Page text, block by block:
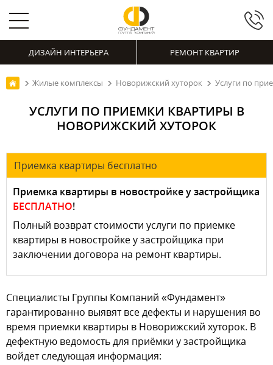
ДИЗАЙН ИНТЕРЬЕРА РЕМОНТ КВАРТИР
Жилые комплексы Новорижский хуторок Услуги по
УСЛУГИ ПО ПРИЕМКИ КВАРТИРЫ В
НОВОРИЖСКИЙ ХУТОРОК
Приемка квартиры бесплатно
Приемка квартиры в новостройке у застройщика
БЕСПЛАТНО!
Полный возврат стоимости услуги по приемке
квартиры в новостройке у застройщика при
заключении договора на ремонт квартиры.
Специалисты Группы Компаний «Фундамент»
гарантированно выявят все дефекты и нарушения во
время приемки квартиры в Новорижский хуторок. В
дефектную ведомость для приёмки у застройщика
войдет следующая информация: